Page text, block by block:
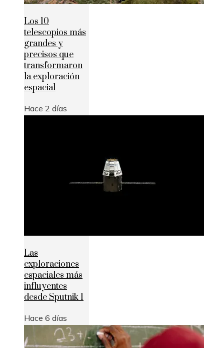
Los 10
telescopios más
grandes y
precisos que
transformaron
la exploración
espacial
Hace 2 días
Las
exploraciones
espaciales más
influyentes
desde Sputnik 1
Hace 6 días